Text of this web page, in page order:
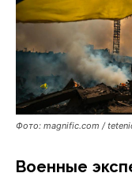
Фото: magnific.com /
Военные